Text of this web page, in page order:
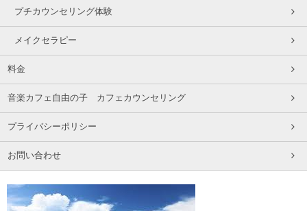
プチカウンセリング体験
メイクセラピー
料金
音楽カフェ自由の子 カフェカウンセリング
プライバシーポリシー
お問い合わせ